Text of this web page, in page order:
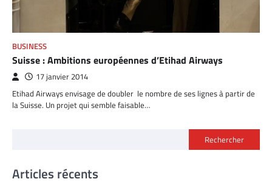
BUSINESS
Suisse : Ambitions européennes d’Etihad Airways
17 janvier 2014
Etihad Airways envisage de doubler le nombre de ses lignes à partir de
la Suisse. Un projet qui semble faisable…
Rechercher
Articles récents